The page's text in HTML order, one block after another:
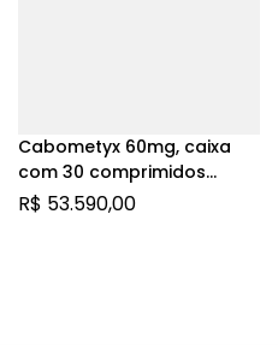
Cabometyx 60mg, caixa
com 30 comprimidos
revestidos | Levomalato
R$ 53.590,00